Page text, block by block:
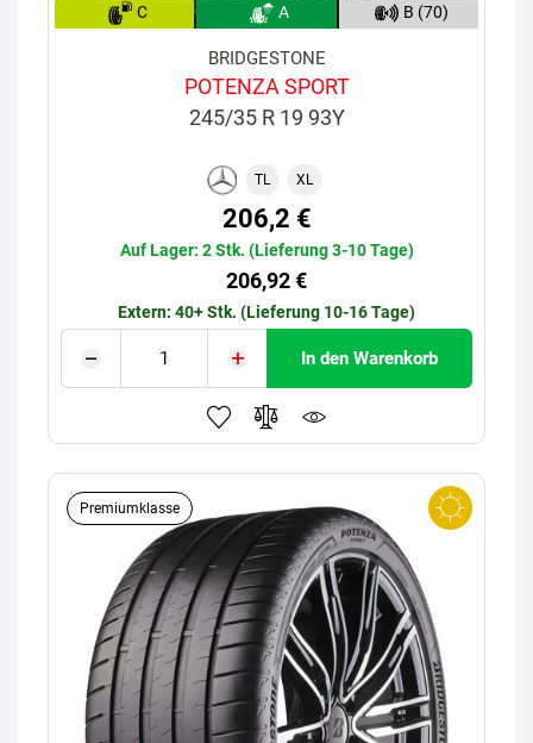
C A B (70)
BRIDGESTONE
POTENZA SPORT
245/35 R 19 93Y
TL XL
206,2 €
Auf Lager: 2 Stk. (Lieferung 3-10 Tage)
206,92 €
Extern: 40+ Stk. (Lieferung 10-16 Tage)
In den Warenkorb
Premiumklasse